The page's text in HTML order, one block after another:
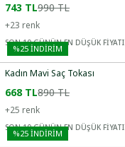
743 TL990 TL
+23 renk
SON 10 GÜNÜN EN DÜŞÜK FİYATI
%25 İNDİRİM
Kadın Mavi Saç Tokası
668 TL890 TL
+25 renk
SON 10 GÜNÜN EN DÜŞÜK FİYATI
%25 İNDİRİM